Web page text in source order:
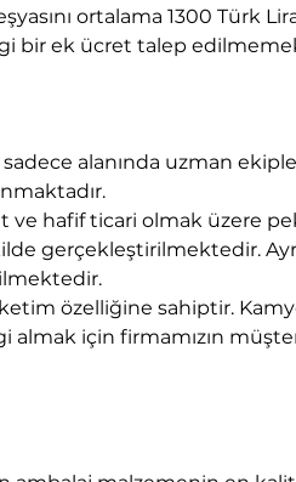
ortalama 1300 Türk
bir ek ücret talep
alanında uzman
ve hafif ticari olmak üzere
gerçekleştirilmektedir.
özelliğine sahiptir.
almak için firmamızın